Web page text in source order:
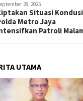
28, 2025
Situasi
Metro Jaya
Patroli
UTAMA